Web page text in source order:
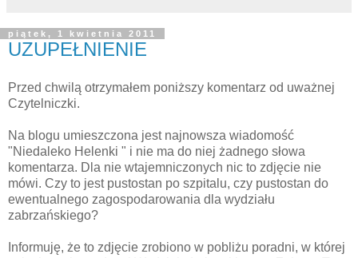
piątek, 1 kwietnia 2011
UZUPEŁNIENIE
Przed chwilą otrzymałem poniższy komentarz od uważnej
Czytelniczki.
Na blogu umieszczona jest najnowsza wiadomość
"Niedaleko Helenki " i nie ma do niej żadnego słowa
komentarza. Dla nie wtajemniczonych nic to zdjęcie nie
mówi. Czy to jest pustostan po szpitalu, czy pustostan do
ewentualnego zagospodarowania dla wydziału
zabrzańskiego?
Informuję, że to zdjęcie zrobiono w pobliżu poradni, w której